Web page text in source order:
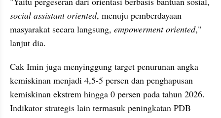
social assistant oriented, menuju pemberdayaan
masyarakat secara langsung, empowerment oriented,"
lanjut dia.
Cak Imin juga menyinggung target penurunan angka
kemiskinan menjadi 4,5-5 persen dan penghapusan
kemiskinan ekstrem hingga 0 persen pada tahun 2026.
Indikator strategis lain termasuk peningkatan PDB